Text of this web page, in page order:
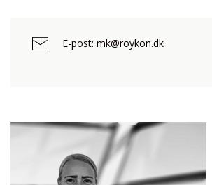
E-post: mk@roykon.dk